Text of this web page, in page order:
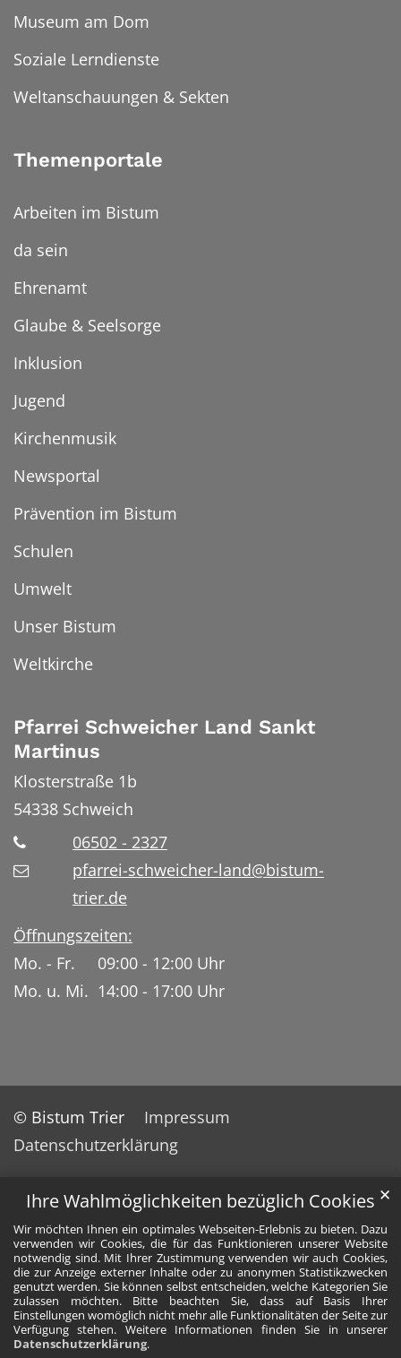
Ihre Wahlmöglichkeiten bezüglich Cookies
Wir möchten Ihnen ein optimales Webseiten-Erlebnis zu bieten. Dazu
verwenden wir Cookies, die für das Funktionieren unserer Website
notwendig sind. Mit Ihrer Zustimmung verwenden wir auch Cookies,
die zur Anzeige externer Inhalte oder zu anonymen Statistikzwecken
genutzt werden. Sie können selbst entscheiden, welche Kategorien Sie
zulassen möchten. Bitte beachten Sie, dass auf Basis Ihrer
Einstellungen womöglich nicht mehr alle Funktionalitäten der Seite zur
Verfügung stehen. Weitere Informationen finden Sie in unserer
Datenschutzerklärung.
✕
Museum am Dom
Soziale Lerndienste
Weltanschauungen & Sekten
Themenportale
Arbeiten im Bistum
da sein
Ehrenamt
Glaube & Seelsorge
Inklusion
Jugend
Kirchenmusik
Newsportal
Prävention im Bistum
Schulen
Umwelt
Unser Bistum
Weltkirche
Pfarrei Schweicher Land Sankt
Martinus
Klosterstraße 1b
54338 Schweich
06502 - 2327
pfarrei-schweicher-land@bistum-
trier.de
Öffnungszeiten:
Mo. - Fr. 09:00 - 12:00 Uhr
Mo. u. Mi. 14:00 - 17:00 Uhr
© Bistum Trier
Impressum
Datenschutzerklärung